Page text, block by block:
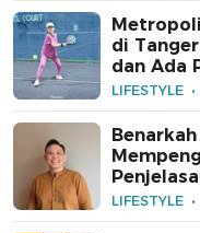
di
dan Ada
LIFESTYLE
LIFESTYLE